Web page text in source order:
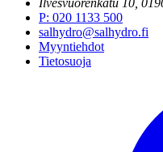
P: 020 1133 500
salhydro@salhydro.fi
Myyntiehdot
Tietosuoja